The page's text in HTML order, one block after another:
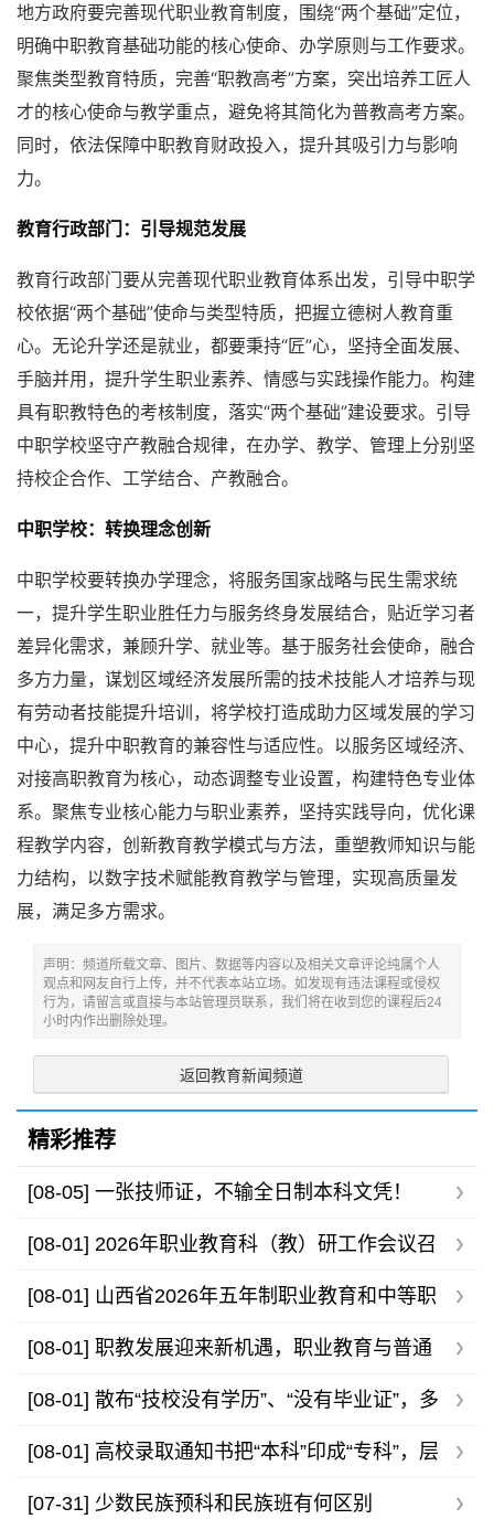
地方政府要完善现代职业教育制度，围绕“两个基础”定位，
明确中职教育基础功能的核心使命、办学原则与工作要求。
聚焦类型教育特质，完善“职教高考”方案，突出培养工匠人
才的核心使命与教学重点，避免将其简化为普教高考方案。
同时，依法保障中职教育财政投入，提升其吸引力与影响
力。
教育行政部门：引导规范发展
教育行政部门要从完善现代职业教育体系出发，引导中职学
校依据“两个基础”使命与类型特质，把握立德树人教育重
心。无论升学还是就业，都要秉持“匠”心，坚持全面发展、
手脑并用，提升学生职业素养、情感与实践操作能力。构建
具有职教特色的考核制度，落实“两个基础”建设要求。引导
中职学校坚守产教融合规律，在办学、教学、管理上分别坚
持校企合作、工学结合、产教融合。
中职学校：转换理念创新
中职学校要转换办学理念，将服务国家战略与民生需求统
一，提升学生职业胜任力与服务终身发展结合，贴近学习者
差异化需求，兼顾升学、就业等。基于服务社会使命，融合
多方力量，谋划区域经济发展所需的技术技能人才培养与现
有劳动者技能提升培训，将学校打造成助力区域发展的学习
中心，提升中职教育的兼容性与适应性。以服务区域经济、
对接高职教育为核心，动态调整专业设置，构建特色专业体
系。聚焦专业核心能力与职业素养，坚持实践导向，优化课
程教学内容，创新教育教学模式与方法，重塑教师知识与能
力结构，以数字技术赋能教育教学与管理，实现高质量发
展，满足多方需求。
声明：频道所载文章、图片、数据等内容以及相关文章评论纯属个人
观点和网友自行上传，并不代表本站立场。如发现有违法课程或侵权
行为，请留言或直接与本站管理员联系，我们将在收到您的课程后24
小时内作出删除处理。
返回教育新闻频道
精彩推荐
[08-05] 一张技师证，不输全日制本科文凭！
[08-01] 2026年职业教育科（教）研工作会议召
开，助力职教高质量发展
[08-01] 山西省2026年五年制职业教育和中等职
业学校录取最低控制分数线公告
[08-01] 职教发展迎来新机遇，职业教育与普通
高等教育不存在高下之分
[08-01] 散布“技校没有学历”、“没有毕业证”，多
家技工院校发布声明
[08-01] 高校录取通知书把“本科”印成“专科”，层
层审核为何还有疏漏？
[07-31] 少数民族预科和民族班有何区别